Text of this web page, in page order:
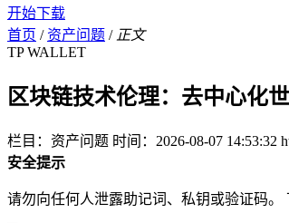
开始下载
首页 / 资产问题 / 正文
TP WALLET
区块链技术伦理：去中心化
栏目：资产问题 时间：2026-08-07 14:53:32
安全提示
请勿向任何人泄露助记词、私钥或验证码。